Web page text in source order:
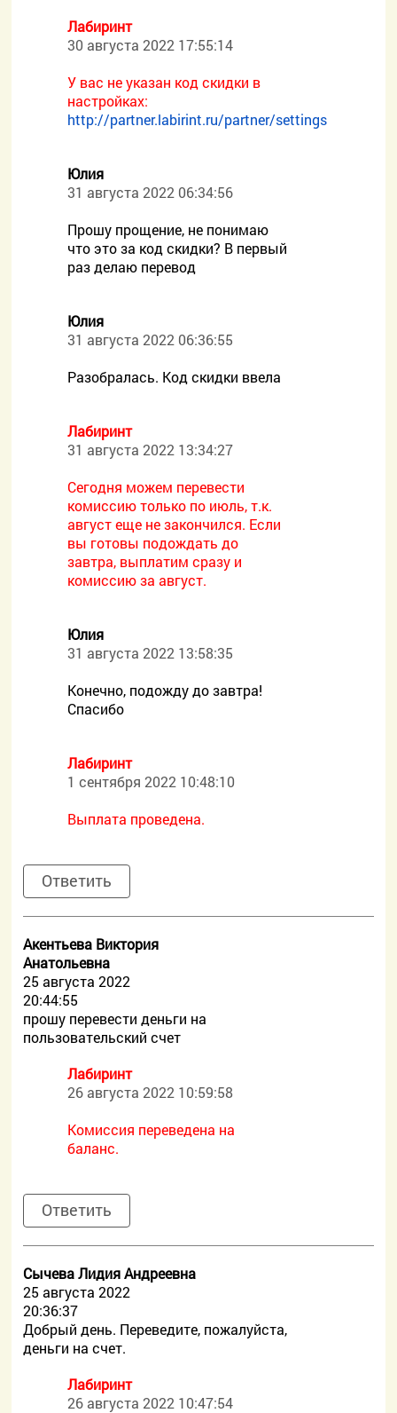
Лабиринт
30 августа 2022 17:55:14
У вас не указан код скидки в
настройках:
http://partner.labirint.ru/partner/settings
Юлия
31 августа 2022 06:34:56
Прошу прощение, не понимаю
что это за код скидки? В первый
раз делаю перевод
Юлия
31 августа 2022 06:36:55
Разобралась. Код скидки ввела
Лабиринт
31 августа 2022 13:34:27
Сегодня можем перевести
комиссию только по июль, т.к.
август еще не закончился. Если
вы готовы подождать до
завтра, выплатим сразу и
комиссию за август.
Юлия
31 августа 2022 13:58:35
Конечно, подожду до завтра!
Спасибо
Лабиринт
1 сентября 2022 10:48:10
Выплата проведена.
Ответить
Акентьева Виктория
Анатольевна
25 августа 2022
20:44:55
прошу перевести деньги на
пользовательский счет
Лабиринт
26 августа 2022 10:59:58
Комиссия переведена на
баланс.
Ответить
Сычева Лидия Андреевна
25 августа 2022
20:36:37
Добрый день. Переведите, пожалуйста,
деньги на счет.
Лабиринт
26 августа 2022 10:47:54